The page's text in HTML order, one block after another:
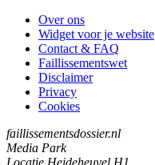
Over ons
Widget voor je website
Contact & FAQ
Faillissementswet
Disclaimer
Privacy
Cookies
faillissementsdossier.nl
Media Park
Locatie Heideheuvel H1